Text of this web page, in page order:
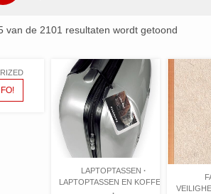
van de 2101 resultaten wordt getoond
LAPTOPTASSEN
LAPTOPTASSEN EN KOFFERS